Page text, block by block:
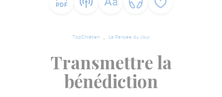
TopChrétien La Pensée du Jour
Transmettre la
bénédiction